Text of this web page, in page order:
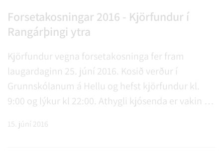
Forsetakosningar 2016 - Kjörfundur í
Rangárþingi ytra
Kjörfundur vegna forsetakosninga fer fram
laugardaginn 25. júní 2016. Kosið verður í
Grunnskólanum á Hellu og hefst kjörfundur kl.
9:00 og lýkur kl 22:00. Athygli kjósenda er vakin á
óskar þess. Kjörstjórn Rangárþings ytra.
15. júní 2016